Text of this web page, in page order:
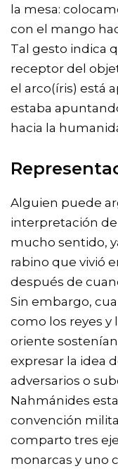
la mesa:
con el mango
Tal gesto indica
receptor del
el arco(íris) está
estaba
hacia la
Alguien puede
interpretación
mucho sentido,
rabino que vivió
después de
Sin embargo,
como los reyes y
oriente
expresar la idea
adversarios o
Nahmánides
convención
comparto tres
monarcas y uno